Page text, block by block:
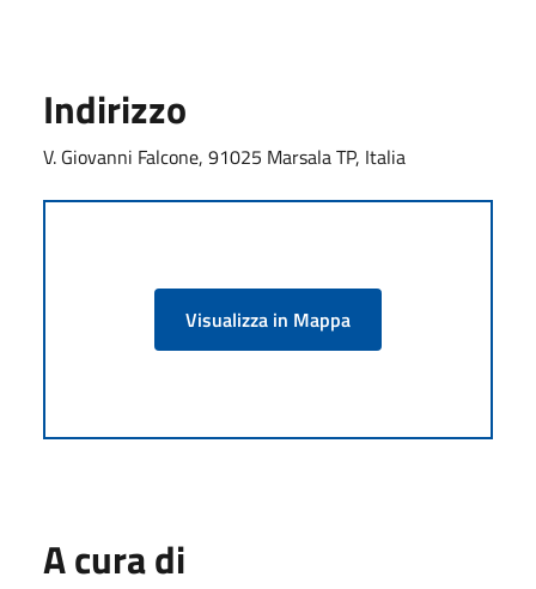
Indirizzo
V. Giovanni Falcone, 91025 Marsala TP, Italia
Visualizza in Mappa
A cura di